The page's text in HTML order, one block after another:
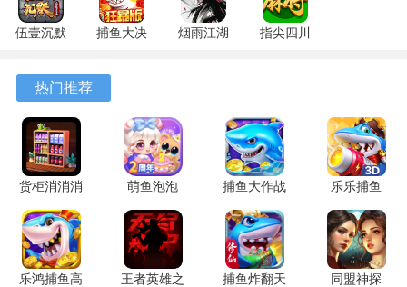
游戏特色
子推至指定位置即可解锁下一关，层层递进的关卡设计带来
了持续的探索欲。
2、游戏拥有极高的自由度，没有移动次数和时间限制，搭配
实用的无限撤销功能，让用户无需担心操作失误，可以尽情
享受解谜过程。
3、游戏提供灵活的游玩模式选择，既可以独自沉浸在解谜乐
趣中，也能开启本地合作模式，与好友同屏协作推箱，共享
互动解谜的快乐。
伍壹沉默
安卓版
捕鱼大决
122.7.291
烟雨江湖
指尖四川
热门推荐
货柜消消消
1.0.2 安卓
版
萌鱼泡泡
3.4.1.6 安
卓版
捕鱼大作战
1.5112 手
机版
乐乐捕鱼
9.2 安卓版
乐鸿捕鱼高
王者英雄之
捕鱼炸翻天
同盟神探